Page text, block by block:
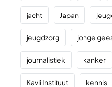
jacht Japan
jeugdzorg jonge
journalistiek kanker
Kavli Instituut kennis